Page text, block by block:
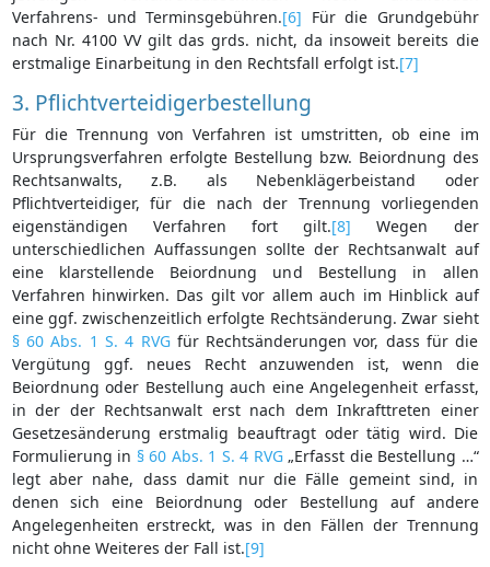
Verfahrens- und Terminsgebühren.[6] Für die Grundgebühr
nach Nr. 4100 VV gilt das grds. nicht, da insoweit bereits die
erstmalige Einarbeitung in den Rechtsfall erfolgt ist.[7]
3. Pflichtverteidigerbestellung
Für die Trennung von Verfahren ist umstritten, ob eine im
Ursprungsverfahren erfolgte Bestellung bzw. Beiordnung des
Rechtsanwalts, z.B. als Nebenklägerbeistand oder
Pflichtverteidiger, für die nach der Trennung vorliegenden
eigenständigen Verfahren fort gilt.[8] Wegen der
unterschiedlichen Auffassungen sollte der Rechtsanwalt auf
eine klarstellende Beiordnung und Bestellung in allen
Verfahren hinwirken. Das gilt vor allem auch im Hinblick auf
eine ggf. zwischenzeitlich erfolgte Rechtsänderung. Zwar sieht
§ 60 Abs. 1 S. 4 RVGfür Rechtsänderungen vor, dass für die
Vergütung ggf. neues Recht anzuwenden ist, wenn die
Beiordnung oder Bestellung auch eine Angelegenheit erfasst,
in der der Rechtsanwalt erst nach dem Inkrafttreten einer
Gesetzesänderung erstmalig beauftragt oder tätig wird. Die
Formulierung in § 60 Abs. 1 S. 4 RVG„Erfasst die Bestellung …“
legt aber nahe, dass damit nur die Fälle gemeint sind, in
denen sich eine Beiordnung oder Bestellung auf andere
Angelegenheiten erstreckt, was in den Fällen der Trennung
nicht ohne Weiteres der Fall ist.[9]